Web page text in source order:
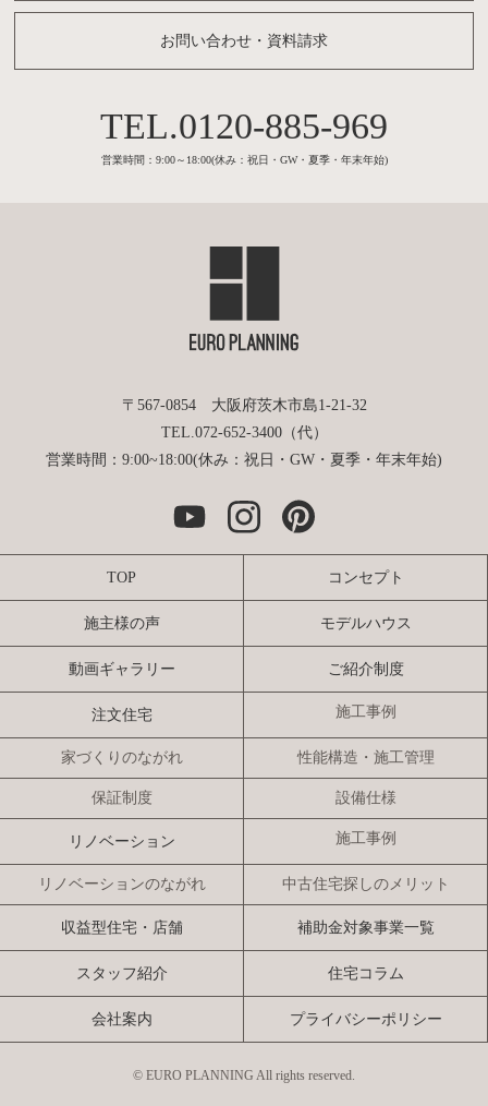
お問い合わせ・資料請求
0120-885-969
営業時間：9:00～18:00(休み：祝日・GW・夏季・年末年始)
〒567-0854 大阪府茨木市島1-21-32
TEL.072-652-3400（代）
営業時間：9:00~18:00(休み：祝日・GW・夏季・年末年始)
TOP コンセプト
施主様の声 モデルハウス
動画ギャラリー ご紹介制度
注文住宅 施工事例
家づくりのながれ 性能構造・施工管理
保証制度 設備仕様
リノベーション 施工事例
リノベーションのながれ 中古住宅探しのメリット
収益型住宅・店舗 補助金対象事業一覧
スタッフ紹介 住宅コラム
会社案内 プライバシーポリシー
© EURO PLANNING All rights reserved.